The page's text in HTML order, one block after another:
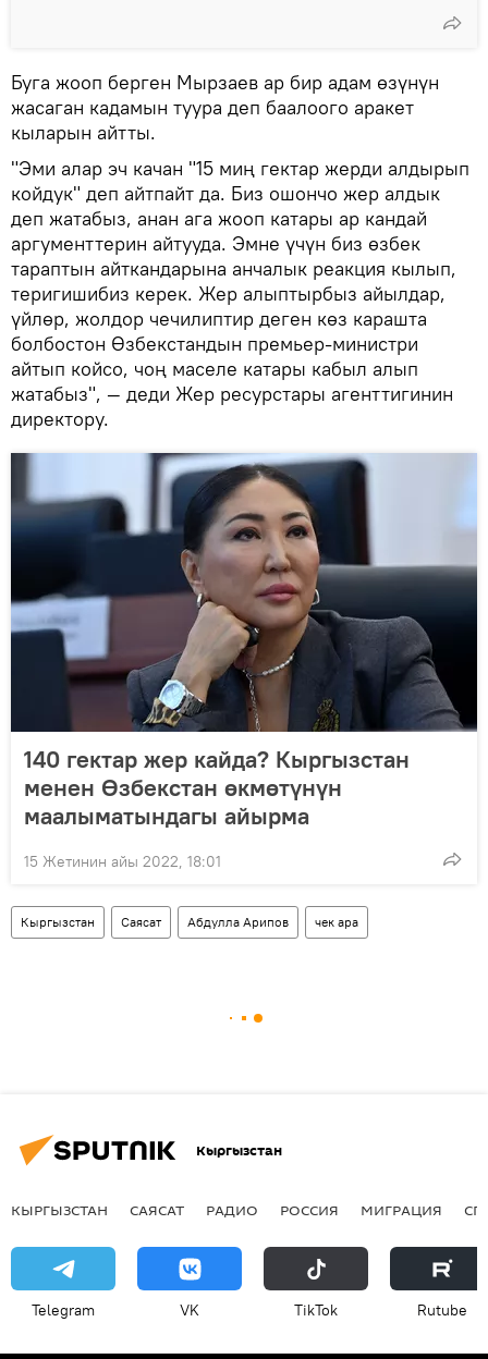
Буга жооп берген Мырзаев ар бир адам өзүнүн
жасаган кадамын туура деп баалоого аракет
кыларын айтты.
"Эми алар эч качан "15 миң гектар жерди алдырып
койдук" деп айтпайт да. Биз ошончо жер алдык
деп жатабыз, анан ага жооп катары ар кандай
аргументтерин айтууда. Эмне үчүн биз өзбек
тараптын айткандарына анчалык реакция кылып,
теригишибиз керек. Жер алыптырбыз айылдар,
үйлөр, жолдор чечилиптир деген көз карашта
болбостон Өзбекстандын премьер-министри
айтып койсо, чоң маселе катары кабыл алып
жатабыз", — деди Жер ресурстары агенттигинин
директору.
140 гектар жер кайда? Кыргызстан
менен Өзбекстан өкмөтүнүн
маалыматындагы айырма
15 Жетинин айы 2022, 18:01
Кыргызстан Саясат Абдулла Арипов чек ара
Кыргызстан
КЫРГЫЗСТАН САЯСАТ РАДИО РОССИЯ МИГРАЦИЯ
Telegram VK ТikТоk Rutube